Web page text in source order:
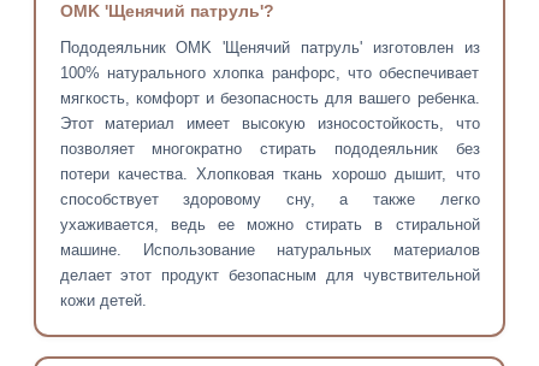
OMK 'Щенячий патруль'?
Пододеяльник OMK 'Щенячий патруль' изготовлен из
100% натурального хлопка ранфорс, что обеспечивает
мягкость, комфорт и безопасность для вашего ребенка.
Этот материал имеет высокую износостойкость, что
позволяет многократно стирать пододеяльник без
потери качества. Хлопковая ткань хорошо дышит, что
способствует здоровому сну, а также легко
ухаживается, ведь ее можно стирать в стиральной
машине. Использование натуральных материалов
делает этот продукт безопасным для чувствительной
кожи детей.